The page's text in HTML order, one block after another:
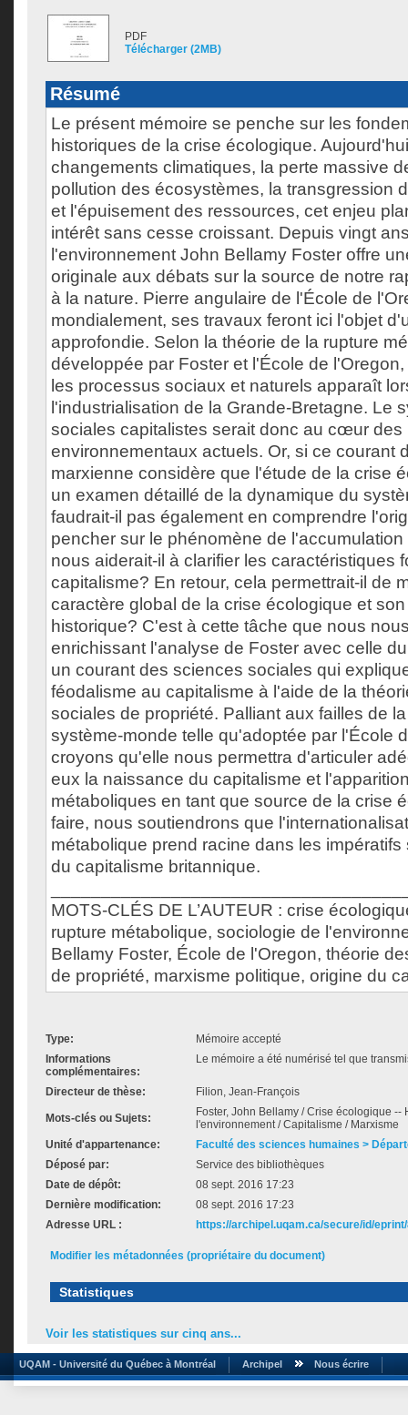
PDF
Télécharger (2MB)
Résumé
Le présent mémoire se penche sur les
historiques de la crise écologique.
changements climatiques, la perte massive
pollution des écosystèmes, la transgression
et l'épuisement des ressources, cet enjeu
intérêt sans cesse croissant. Depuis vingt
l'environnement John Bellamy Foster offre
originale aux débats sur la source de notre
à la nature. Pierre angulaire de l'École de
mondialement, ses travaux feront ici l'objet
approfondie. Selon la théorie de la rupture
développée par Foster et l'École de
les processus sociaux et naturels apparaît
l'industrialisation de la Grande-Bretagne. Le
sociales capitalistes serait donc au cœur des
environnementaux actuels. Or, si ce courant
marxienne considère que l'étude de la crise
un examen détaillé de la dynamique du
faudrait-il pas également en comprendre
pencher sur le phénomène de
nous aiderait-il à clarifier les caractéristiques
capitalisme? En retour, cela permettrait-il de
caractère global de la crise écologique et
historique? C'est à cette tâche que nous
enrichissant l'analyse de Foster avec celle
un courant des sciences sociales qui
féodalisme au capitalisme à l'aide de la
sociales de propriété. Palliant aux failles de
système-monde telle qu'adoptée par l'École
croyons qu'elle nous permettra d'articuler
eux la naissance du capitalisme et
métaboliques en tant que source de la crise
faire, nous soutiendrons que
métabolique prend racine dans les
du capitalisme britannique.
MOTS-CLÉS DE L’AUTEUR : crise
rupture métabolique, sociologie de
Bellamy Foster, École de l'Oregon, théorie
de propriété, marxisme politique, origine du
Type:
Mémoire accepté
Informations
complémentaires:
Le mémoire a été numérisé tel que
Directeur de thèse: Filion, Jean-François
Mots-clés ou Sujets:
Foster, John Bellamy / Crise écologique --
l'environnement / Capitalisme / Marxisme
Unité d'appartenance:
Faculté des sciences humaines >
Déposé par:
Service des bibliothèques
Date de dépôt:
08 sept. 2016 17:23
Dernière modification:
08 sept. 2016 17:23
Adresse URL :
https://archipel.uqam.ca/secure/id/
Modifier les métadonnées (propriétaire du document)
Statistiques
Voir les statistiques sur cinq ans...
UQAM - Université du Québec à Montréal Archipel Nous écrire